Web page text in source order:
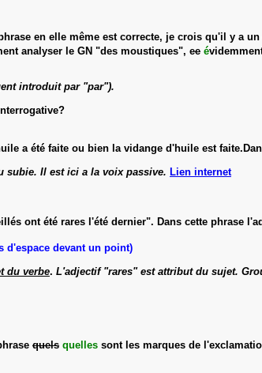
en elle même est correcte, je crois qu'il y a
analyser le GN "des moustiques", ee é
introduit par "par").
a été faite ou bien la vidange d'huile est
subie. Il est ici a la voix passive. Lien internet
ont été rares l'été dernier". Dans cette phrase
d'espace devant un point)
du verbe. L'adjectif "rares" est attribut du sujet.
quels quelles sont les marques de